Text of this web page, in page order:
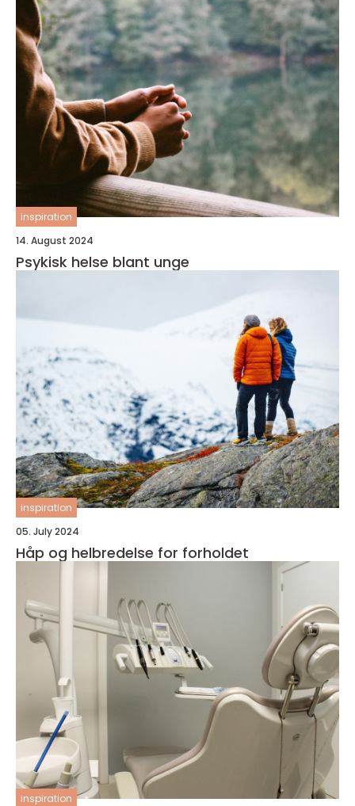
inspiration
14. August 2024
Psykisk helse blant unge
inspiration
05. July 2024
Håp og helbredelse for forholdet
inspiration